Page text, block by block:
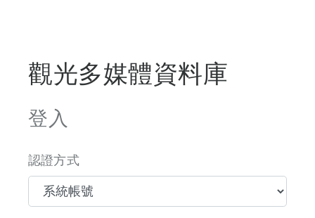
觀光多媒體資料庫
登入
認證方式